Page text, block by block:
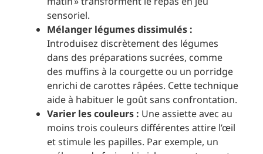
sensoriel.
Mélanger légumes dissimulés :
Introduisez discrètement des légumes
dans des préparations sucrées, comme
des muffins à la courgette ou un porridge
enrichi de carottes râpées. Cette technique
aide à habituer le goût sans confrontation.
Varier les couleurs : Une assiette avec au
moins trois couleurs différentes attire l’œil
et stimule les papilles. Par exemple, un